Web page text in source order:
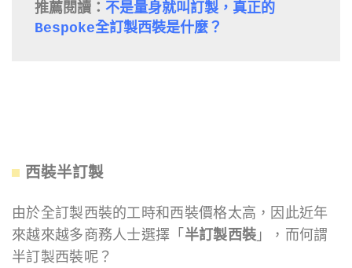
推薦閱讀： 不是量身就叫訂製，真正的
Bespoke全訂製西裝是什麼？
西裝半訂製
由於全訂製西裝的工時和西裝價格太高，因此近年
來越來越多商務人士選擇「 半訂製西裝 」，而何謂
半訂製西裝呢？